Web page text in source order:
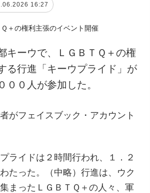
16:27
キーウで、ＬＧＢＴＱ＋の権
る行進「キーウプライド」が
００人が参加した。
がフェイスブック・アカウント
ライドは２時間行われ、１．２
たった。（中略）行進は、ウク
まったＬＧＢＴＱ＋の人々、軍